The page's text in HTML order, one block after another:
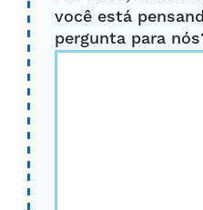
você está
pergunta para